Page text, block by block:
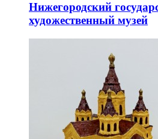
Нижегородский
художественный музей